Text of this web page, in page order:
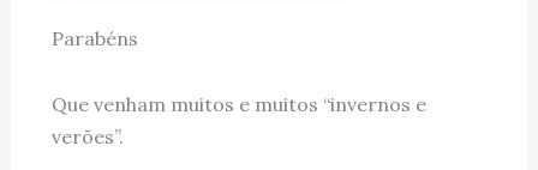
Parabéns
Que venham muitos e muitos “invernos e
verões”.